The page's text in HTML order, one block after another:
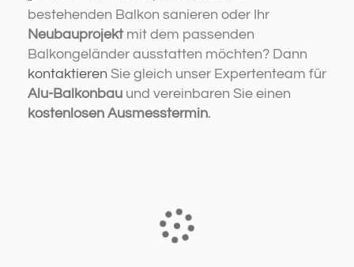
bestehenden Balkon sanieren oder Ihr
Neubauprojekt mit dem passenden
Balkongeländer ausstatten möchten? Dann
kontaktieren Sie gleich unser Expertenteam für
Alu-Balkonbau und vereinbaren Sie einen
kostenlosen Ausmesstermin.